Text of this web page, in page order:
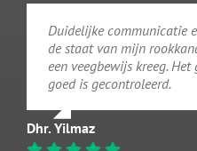
Duidelijke communicatie
de staat van mijn
een veegbewijs kreeg.
goed is gecontroleerd.
Dhr. Yilmaz